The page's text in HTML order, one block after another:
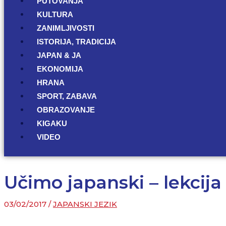
KULTURA
ZANIMLJIVOSTI
ISTORIJA, TRADICIJA
JAPAN & JA
EKONOMIJA
HRANA
SPORT, ZABAVA
OBRAZOVANJE
KIGAKU
VIDEO
Učimo japanski – lekcija
03/02/2017 /JAPANSKI JEZIK